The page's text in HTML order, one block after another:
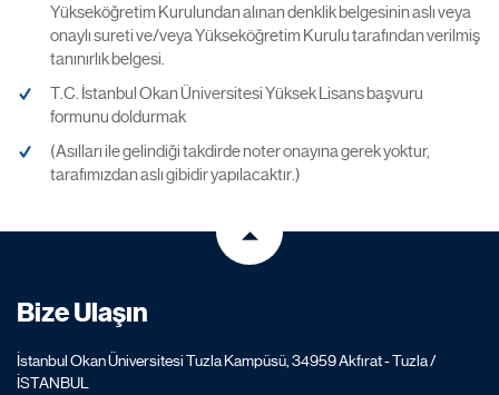
Yükseköğretim Kurulundan alınan denklik belgesinin aslı veya
onaylı sureti ve/veya Yükseköğretim Kurulu tarafından verilmiş
tanınırlık belgesi.
T.C. İstanbul Okan Üniversitesi Yüksek Lisans başvuru
formunu doldurmak
(Asılları ile gelindiği takdirde noter onayına gerek yoktur,
tarafımızdan aslı gibidir yapılacaktır.)
Bize Ulaşın
İstanbul Okan Üniversitesi Tuzla Kampüsü, 34959 Akfırat - Tuzla /
İSTANBUL